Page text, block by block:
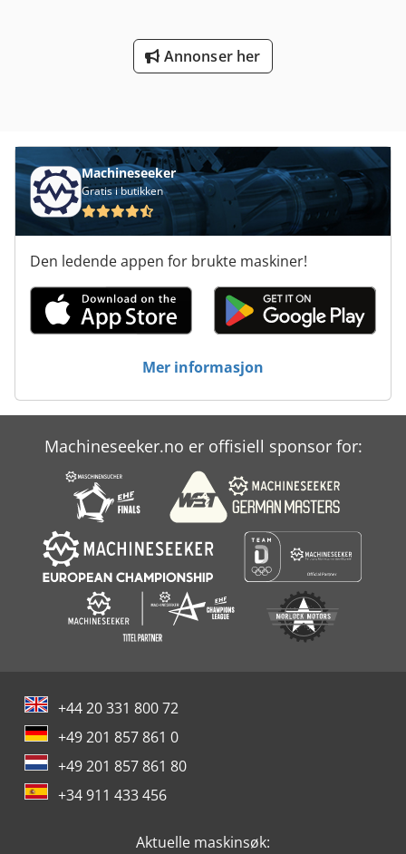
Annonser her
Machineseeker
Gratis i butikken
Den ledende appen for brukte maskiner!
Mer informasjon
Machineseeker.no er offisiell sponsor for:
+44 20 331 800 72
+49 201 857 861 0
+49 201 857 861 80
+34 911 433 456
Aktuelle maskinsøk: